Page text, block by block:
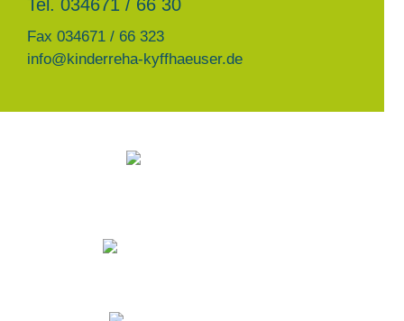
Tel. 034671 / 66 30
Fax 034671 / 66 323
info@kinderreha-kyffhaeuser.de